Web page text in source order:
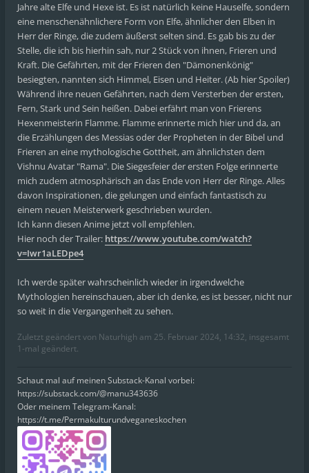
Jahre alte Elfe und Hexe ist. Es ist natürlich keine Hauselfe, sondern
eine menschenähnlichere Form von Elfe, ähnlicher den Elben in
Herr der Ringe, die zudem äußerst selten sind. Es gab bis zu der
Stelle, die ich bis hierhin sah, nur 2 Stück von ihnen, Frieren und
Kraft. Die Gefährten, mit der Frieren den "Dämonenkönig"
besiegten, nannten sich Himmel, Eisen und Heiter. (Ab hier Spoiler)
Während ihre neuen Gefährten, nach dem Versterben der ersten,
Fern, Stark und Sein heißen. Dabei erfährt man von Frierens
Hexenmeisterin Flamme. Flamme erinnerte mich hier und da, an
die Erzählungen des Messias oder der Propheten in der Bibel und
Frieren an eine mythologische Gottheit, am ähnlichsten dem
Vishnu Avatar "Rama". Die Siegesfeier der ersten Folge erinnerte
mich zudem atmosphärisch an das Ende von Herr der Ringe. Alles
davon Inspirationen, die gelungen und einfach fantastisch zu
einem neuen Meisterwerk geschrieben wurden.
Ich kann diesen Anime jetzt voll empfehlen.
Hier noch der Trailer: https://www.youtube.com/watch?
v=Iwr1aLEDpe4
Ich werde später wahrscheinlich wieder in irgendwelche
Mythologien hereinschauen, aber ich denke, es ist besser, nicht nur
so weit in die Vergangenheit zu sehen.
Zuletzt geändert von Naturhigh am 25. Februar 2024, 14:32, insgesamt
1-mal geändert.
Schaut mal auf meinen Substack-Kanal vorbei:
https://substack.com/@manu343636
Oder meinem Telegram-Kanal:
https://t.me/Permakulturundveganeskochen